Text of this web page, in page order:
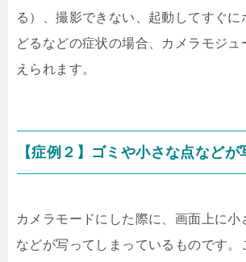
る）、撮影できない、起動してすぐに
どるなどの症状の場合、カメラモジュ
えられます。
【症例２】ゴミや小さな点など
カメラモードにした際に、画面上に小
などが写ってしまっているものです。